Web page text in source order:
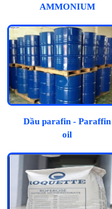
AMMONIUM
Dầu parafin - Paraffin
oil